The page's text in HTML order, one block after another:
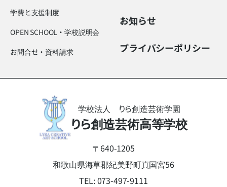
学費と支援制度
OPEN SCHOOL・学校説明会
お問合せ・資料請求
お知らせ
プライバシーポリシー
学校法人 りら創造芸術学園
りら創造芸術高等学校
〒640-1205
和歌山県海草郡紀美野町真国宮56
TEL:073-497-9111